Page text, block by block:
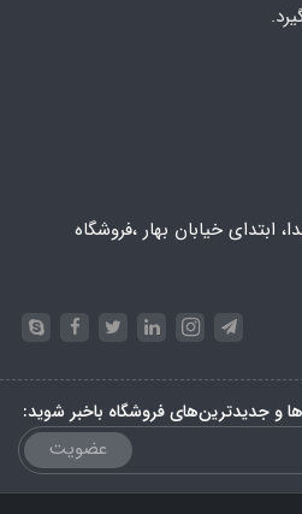
خیابان بهار ،فروشگاه
و جدیدترین‌های فروشگاه باخبر شوید:
عضویت